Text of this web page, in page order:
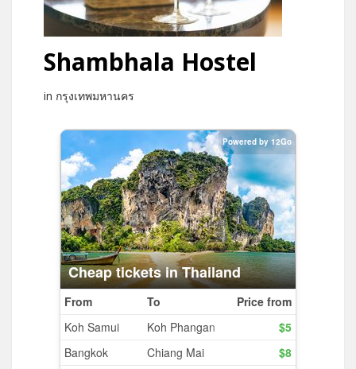
Shambhala Hostel
in กรุงเทพมหานคร